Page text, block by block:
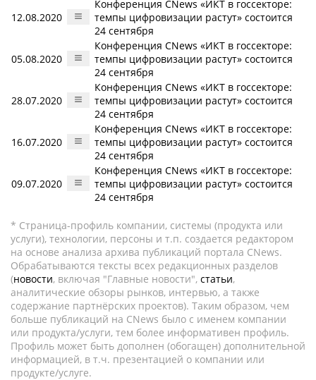
12.08.2020
Конференция CNews «ИКТ в госсекторе:
темпы цифровизации растут» состоится
24 сентября
05.08.2020
Конференция CNews «ИКТ в госсекторе:
темпы цифровизации растут» состоится
24 сентября
28.07.2020
Конференция CNews «ИКТ в госсекторе:
темпы цифровизации растут» состоится
24 сентября
16.07.2020
Конференция CNews «ИКТ в госсекторе:
темпы цифровизации растут» состоится
24 сентября
09.07.2020
Конференция CNews «ИКТ в госсекторе:
темпы цифровизации растут» состоится
24 сентября
* Страница-профиль компании, системы (продукта или
услуги), технологии, персоны и т.п. создается редактором
на основе анализа архива публикаций портала CNews.
Обрабатываются тексты всех редакционных разделов
(новости, включая "Главные новости", статьи,
аналитические обзоры рынков, интервью, а также
содержание партнёрских проектов). Таким образом, чем
больше публикаций на CNews было с именем компании
или продукта/услуги, тем более информативен профиль.
Профиль может быть дополнен (обогащен) дополнительной
информацией, в т.ч. презентацией о компании или
продукте/услуге.